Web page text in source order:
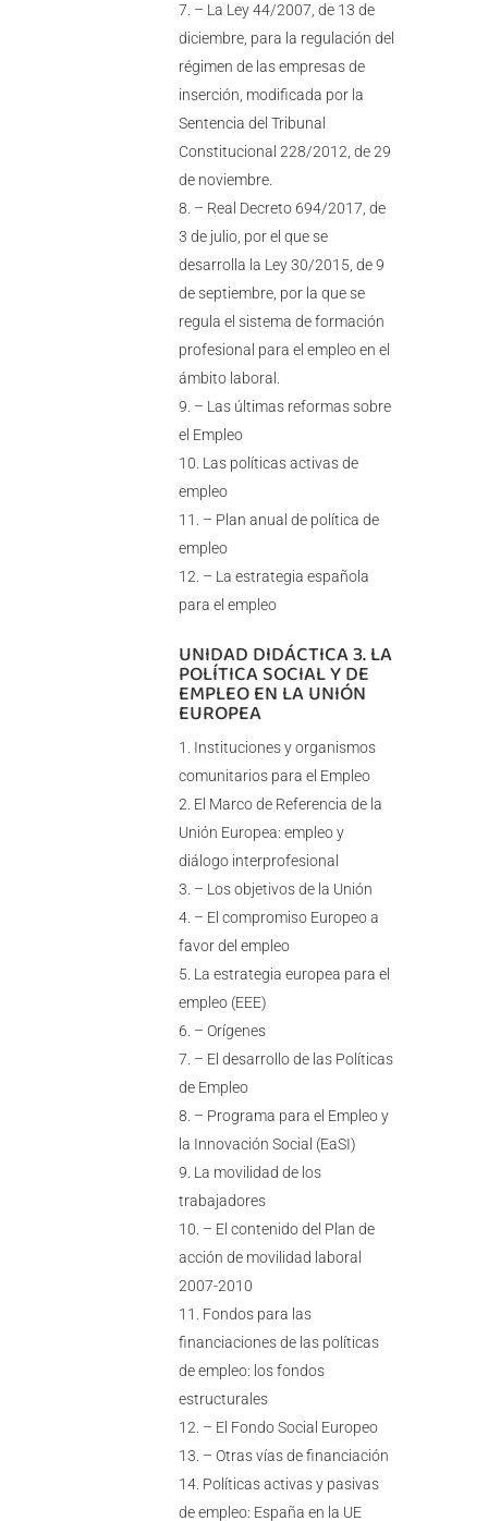
– La Ley 44/2007, de 13 de
diciembre, para la regulación del
régimen de las empresas de
inserción, modificada por la
Sentencia del Tribunal
Constitucional 228/2012, de 29
de noviembre.
– Real Decreto 694/2017, de
3 de julio, por el que se
desarrolla la Ley 30/2015, de 9
de septiembre, por la que se
regula el sistema de formación
profesional para el empleo en el
ámbito laboral.
– Las últimas reformas sobre
el Empleo
Las políticas activas de
empleo
– Plan anual de política de
empleo
– La estrategia española
para el empleo
UNIDAD DIDÁCTICA 3. LA
POLÍTICA SOCIAL Y DE
EMPLEO EN LA UNIÓN
EUROPEA
Instituciones y organismos
comunitarios para el Empleo
El Marco de Referencia de la
Unión Europea: empleo y
diálogo interprofesional
– Los objetivos de la Unión
– El compromiso Europeo a
favor del empleo
La estrategia europea para el
empleo (EEE)
– Orígenes
– El desarrollo de las Políticas
de Empleo
– Programa para el Empleo y
la Innovación Social (EaSI)
La movilidad de los
trabajadores
– El contenido del Plan de
acción de movilidad laboral
2007-2010
Fondos para las
financiaciones de las políticas
de empleo: los fondos
estructurales
– El Fondo Social Europeo
– Otras vías de financiación
Políticas activas y pasivas
de empleo: España en la UE